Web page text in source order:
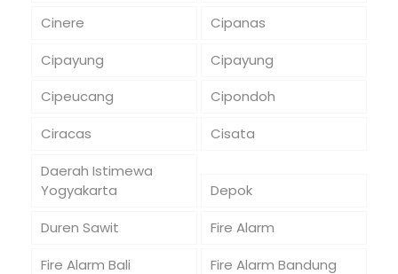
Cinere
Cipanas
Cipayung
Cipayung
Cipeucang
Cipondoh
Ciracas
Cisata
Daerah Istimewa
Yogyakarta
Depok
Duren Sawit
Fire Alarm
Fire Alarm Bali
Fire Alarm Bandung